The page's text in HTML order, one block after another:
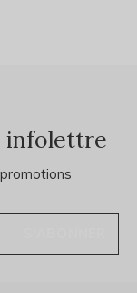
infolettre